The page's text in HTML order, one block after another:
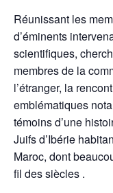
Réunissant les
d’éminents
scientifiques,
membres de la
l’étranger, la
emblématiques
témoins d’une
Juifs d’Ibérie
Maroc, dont
fil des siècles .